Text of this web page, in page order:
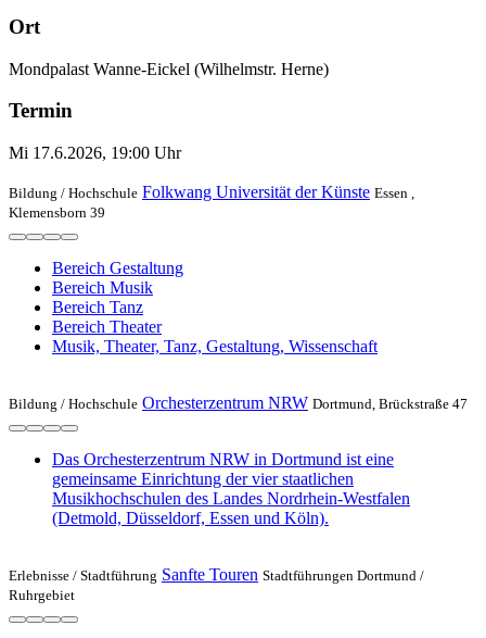
Ort
Mondpalast Wanne-Eickel (Wilhelmstr. Herne)
Termin
Mi 17.6.2026, 19:00 Uhr
Bildung / Hochschule Folkwang Universität der Künste Essen ,
Klemensborn 39
Bereich Gestaltung
Bereich Musik
Bereich Tanz
Bereich Theater
Musik, Theater, Tanz, Gestaltung, Wissenschaft
Bildung / Hochschule Orchesterzentrum NRW Dortmund, Brückstraße 47
Das Orchesterzentrum NRW in Dortmund ist eine
gemeinsame Einrichtung der vier staatlichen
Musikhochschulen des Landes Nordrhein-Westfalen
(Detmold, Düsseldorf, Essen und Köln).
Erlebnisse / Stadtführung Sanfte Touren Stadtführungen Dortmund /
Ruhrgebiet